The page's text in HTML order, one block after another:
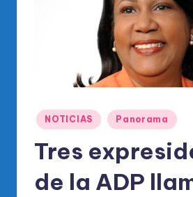
ci
Publicado
en
NOTICIAS Panorama
Tres
de la ADP